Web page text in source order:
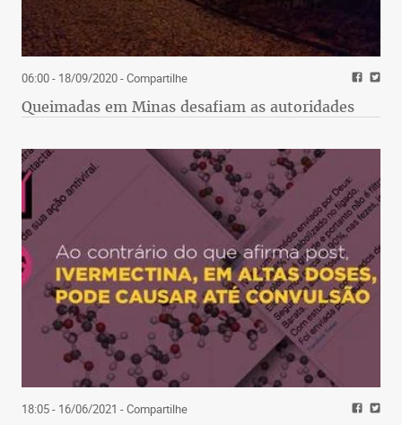
06:00 - 18/09/2020- Compartilhe
Queimadas em Minas desafiam as autoridades
18:05 - 16/06/2021 - Compartilhe